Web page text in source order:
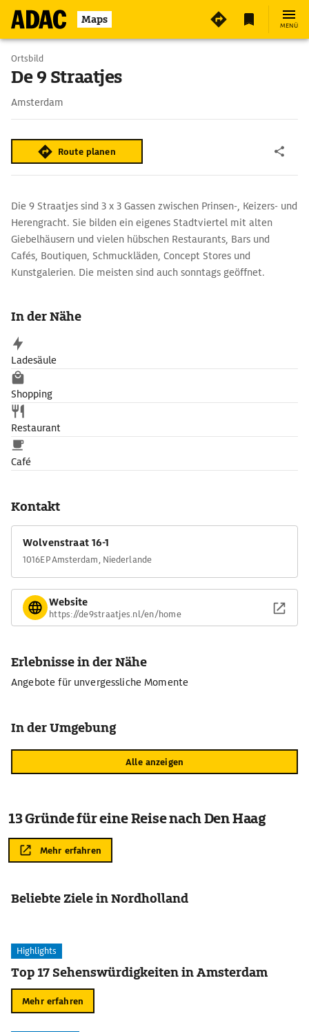
Maps MENÜ
Ortsbild
De 9 Straatjes
Amsterdam
Route planen
Die 9 Straatjes sind 3 x 3 Gassen zwischen Prinsen-, Keizers- und
Herengracht. Sie bilden ein eigenes Stadtviertel mit alten
Giebelhäusern und vielen hübschen Restaurants, Bars und
Cafés, Boutiquen, Schmuckläden, Concept Stores und
Kunstgalerien. Die meisten sind auch sonntags geöffnet.
In der Nähe
Ladesäule
Shopping
Restaurant
Café
Kontakt
Wolvenstraat 16-1
1016EP Amsterdam, Niederlande
Website
https://de9straatjes.nl/en/home
Erlebnisse in der Nähe
Angebote für unvergessliche Momente
In der Umgebung
Alle anzeigen
13 Gründe für eine Reise nach Den Haag
Mehr erfahren
Beliebte Ziele in Nordholland
Highlights
Top 17 Sehenswürdigkeiten in Amsterdam
Mehr erfahren